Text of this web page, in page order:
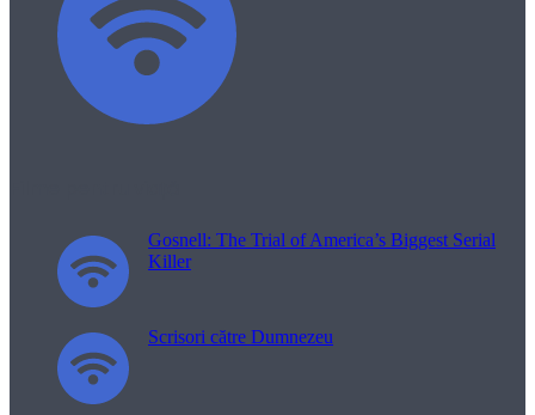
Gosnell: The Trial of America’s Biggest Serial
Killer
Scrisori către Dumnezeu